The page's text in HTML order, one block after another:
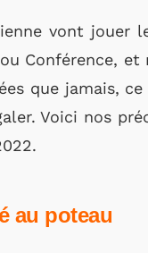
vont jouer
Conférence, et
que jamais, ce
Voici nos
au poteau